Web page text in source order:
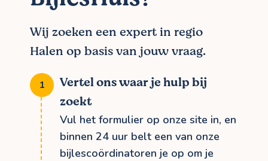
Wij zoeken een expert in regio
Halen op basis van jouw vraag.
Vertel ons waar je hulp bij
zoekt
Vul het formulier op onze site in, en
binnen 24 uur belt een van onze
bijlescoördinatoren je op om je